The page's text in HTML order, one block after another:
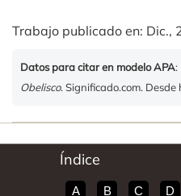
Trabajo publicado en: Dic.,
Datos para citar en modelo APA:
Obelisco. Significado.com.
Índice
A B C D